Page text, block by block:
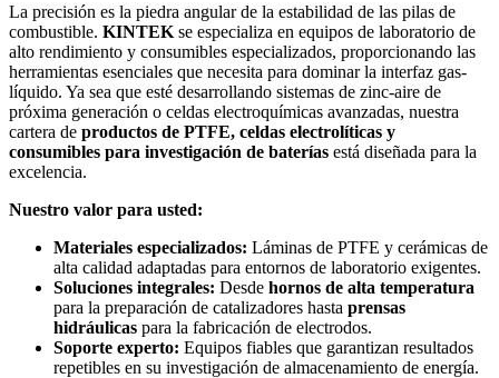
La precisión es la piedra angular de la estabilidad de las pilas de
combustible. KINTEK se especializa en equipos de laboratorio de
alto rendimiento y consumibles especializados, proporcionando las
herramientas esenciales que necesita para dominar la interfaz gas-
líquido. Ya sea que esté desarrollando sistemas de zinc-aire de
próxima generación o celdas electroquímicas avanzadas, nuestra
cartera de productos de PTFE, celdas electrolíticas y
consumibles para investigación de baterías está diseñada para la
excelencia.
Nuestro valor para usted:
Materiales especializados: Láminas de PTFE y cerámicas de
alta calidad adaptadas para entornos de laboratorio exigentes.
Soluciones integrales: Desde hornos de alta temperatura
para la preparación de catalizadores hasta prensas
hidráulicas para la fabricación de electrodos.
Soporte experto: Equipos fiables que garantizan resultados
repetibles en su investigación de almacenamiento de energía.